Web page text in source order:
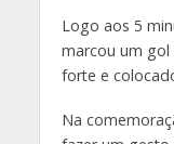
Logo aos 5
marcou um gol
forte e
Na